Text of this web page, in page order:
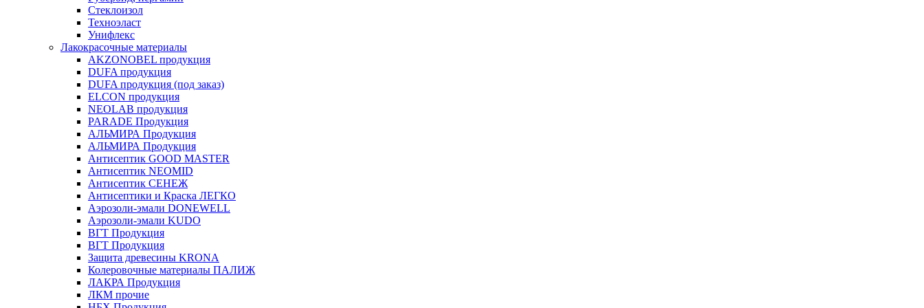
Стеклоизол
Техноэласт
Унифлекс
Лакокрасочные материалы
AKZONOBEL продукция
DUFA продукция
DUFA продукция (под заказ)
ELCON продукция
NEOLAB продукция
PARADE Продукция
АЛЬМИРА Продукция
АЛЬМИРА Продукция
Антисептик GOOD MASTER
Антисептик NEOMID
Антисептик СЕНЕЖ
Антисептики и Краска ЛЕГКО
Аэрозоли-эмали DONEWELL
Аэрозоли-эмали KUDO
ВГТ Продукция
ВГТ Продукция
Защита древесины KRONA
Колеровочные материалы ПАЛИЖ
ЛАКРА Продукция
ЛКМ прочие